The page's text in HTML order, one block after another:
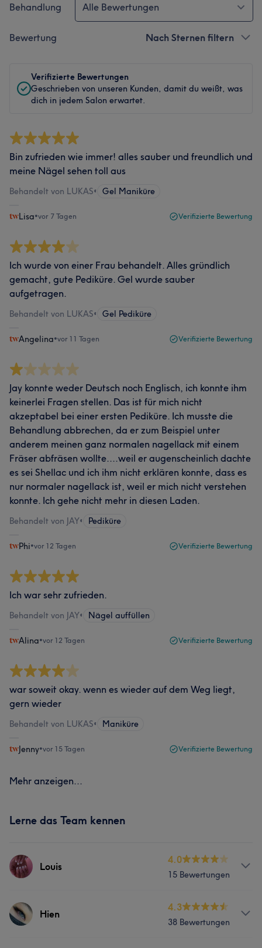
Behandlung Alle Bewertungen
Bewertung Nach Sternen filtern
Verifizierte Bewertungen
Geschrieben von unseren Kunden, damit du weißt, was
dich in jedem Salon erwartet.
Bin zufrieden wie immer! alles sauber und freundlich und
meine Nägel sehen toll aus
Behandelt von LUKAS• Gel Maniküre
Lisa•vor 7 Tagen Verifizierte Bewertung
Ich wurde von einer Frau behandelt. Alles gründlich
gemacht, gute Pediküre. Gel wurde sauber
aufgetragen.
Behandelt von LUKAS• Gel Pediküre
Angelina•vor 11 Tagen Verifizierte Bewertung
Jay konnte weder Deutsch noch Englisch, ich konnte ihm
keinerlei Fragen stellen. Das ist für mich nicht
akzeptabel bei einer ersten Pediküre. Ich musste die
Behandlung abbrechen, da er zum Beispiel unter
anderem meinen ganz normalen nagellack mit einem
Fräser abfräsen wollte....weil er augenscheinlich dachte
es sei Shellac und ich ihm nicht erklären konnte, dass es
nur normaler nagellack ist, weil er mich nicht verstehen
konnte. Ich gehe nicht mehr in diesen Laden.
Behandelt von JAY• Pediküre
Phi•vor 12 Tagen Verifizierte Bewertung
Ich war sehr zufrieden.
Behandelt von JAY• Nägel auffüllen
Alina•vor 12 Tagen Verifizierte Bewertung
war soweit okay. wenn es wieder auf dem Weg liegt,
gern wieder
Behandelt von LUKAS• Maniküre
Jenny•vor 15 Tagen Verifizierte Bewertung
Mehr anzeigen...
Lerne das Team kennen
Louis
4.0
15 Bewertungen
Services
Hien
4.3
38 Bewertungen